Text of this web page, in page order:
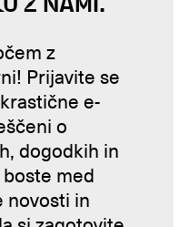
Z NAMI.
z
Prijavite se
e-
o
dogodkih in
med
novosti in